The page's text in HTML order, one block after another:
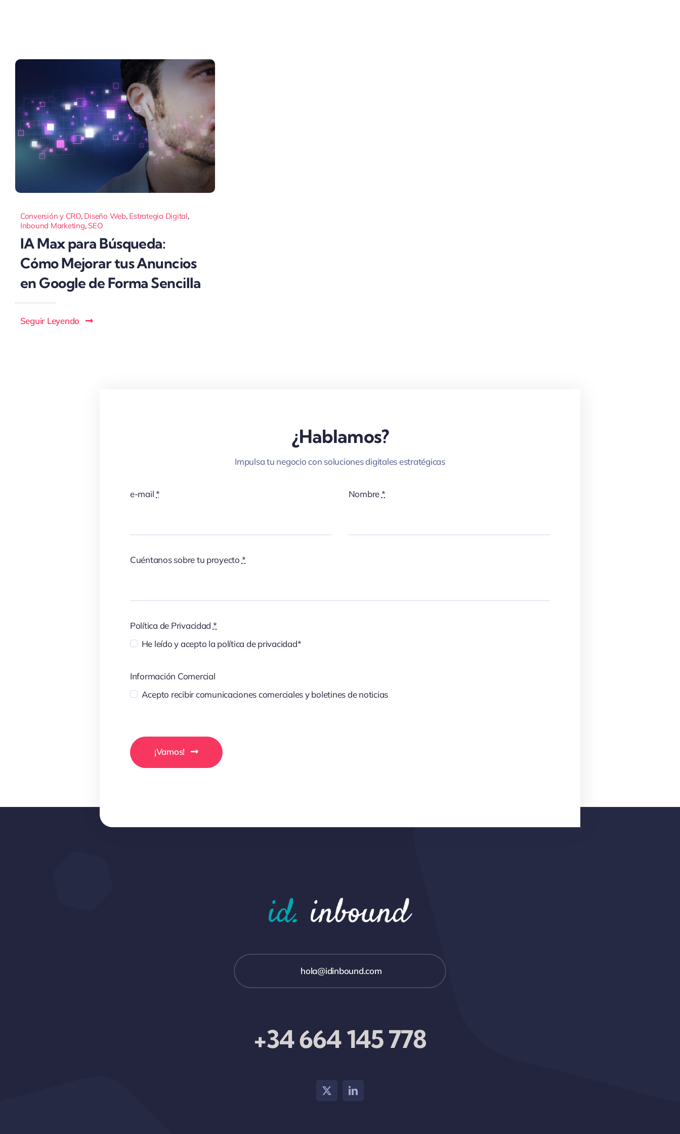
Conversión y CRO, Diseño Web, Estrategia Digital,
Inbound Marketing, SEO
IA Max para Búsqueda:
Cómo Mejorar tus Anuncios
en Google de Forma Sencilla
Seguir Leyendo
¿Hablamos?
Impulsa tu negocio con soluciones digitales estratégicas
e-mail* Nombre*
Cuéntanos sobre tu proyecto *
Política de Privacidad *
He leído y acepto la política de privacidad*
Información Comercial
Acepto recibir comunicaciones comerciales y boletines de noticias
¡Vamos!
hola@idinbound.com
+34 664 145 778